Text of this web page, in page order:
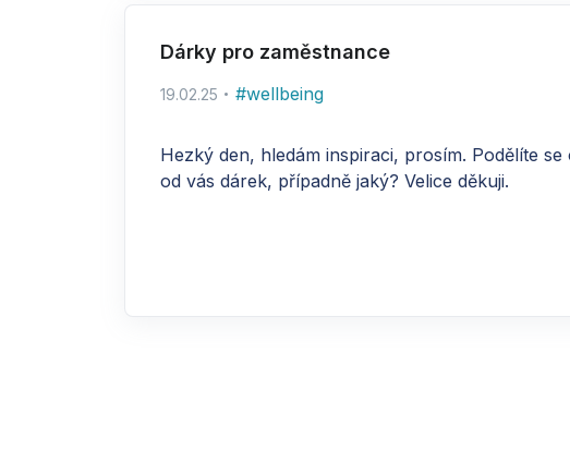
Dárky pro zaměstnance
19.02.25 #wellbeing
Hezký den, hledám inspiraci, prosím. Podělíte
od vás dárek, případně jaký? Velice děkuji.